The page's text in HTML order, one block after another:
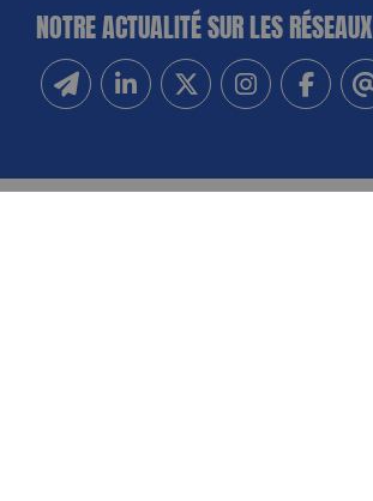
NOTRE ACTUALITÉ SUR LES RÉSEAUX